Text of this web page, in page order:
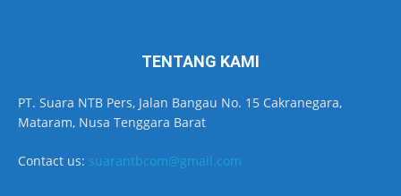
TENTANG KAMI
PT. Suara NTB Pers, Jalan Bangau No. 15 Cakranegara,
Mataram, Nusa Tenggara Barat
Contact us: suarantbcom@gmail.com